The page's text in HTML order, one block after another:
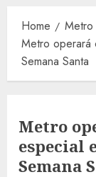
Home
Metro operará
Semana Santa
Metro
especial
Semana